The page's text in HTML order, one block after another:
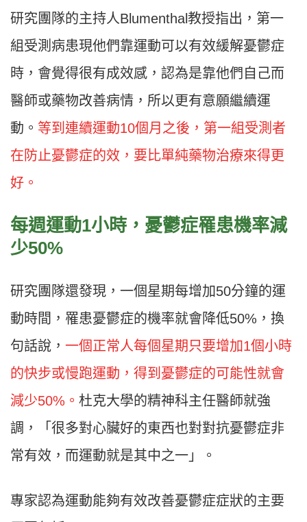
研究團隊的主持人Blumenthal教授指出，第一
組受測病患現他們靠運動可以有效緩解憂鬱症
時，會覺得很有成效感，認為是靠他們自己而
醫師或藥物改善病情，所以更有意願繼續運
動。 等到連續運動10個月之後，第一組受測者
在防止憂鬱症的效，要比單純藥物治療來得更
好。
每週運動1小時，憂鬱症罹患機率減
少50%
研究團隊還發現，一個星期每增加50分鐘的運
動時間，罹患憂鬱症的機率就會降低50%，換
句話說， 一個正常人每個星期只要增加1個小時
的快步或慢跑運動，得到憂鬱症的可能性就會
減少50%。 杜克大學的精神科主任醫師就強
調，「很多對心臟好的東西也對對抗憂鬱症非
常有效，而運動就是其中之一」。
專家認為運動能夠有效改善憂鬱症症狀的主要